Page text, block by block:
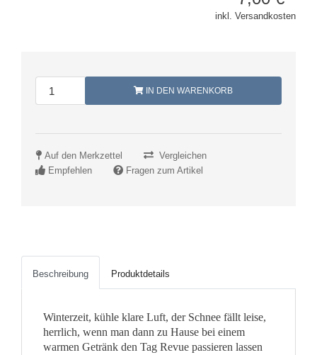
inkl. Versandkosten
IN DEN WARENKORB
Auf den Merkzettel
Vergleichen
Empfehlen
Fragen zum Artikel
Beschreibung Produktdetails
Winterzeit, kühle klare Luft, der Schnee fällt leise,
herrlich, wenn man dann zu Hause bei einem
warmen Getränk den Tag Revue passieren lassen